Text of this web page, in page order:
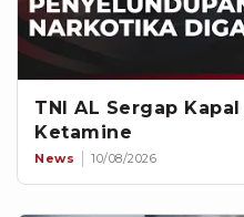
TNI AL Sergap
Ketamine
News 10/08/2026